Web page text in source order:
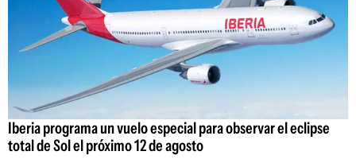
Iberia programa un vuelo especial para observar el eclipse
total de Sol el próximo 12 de agosto